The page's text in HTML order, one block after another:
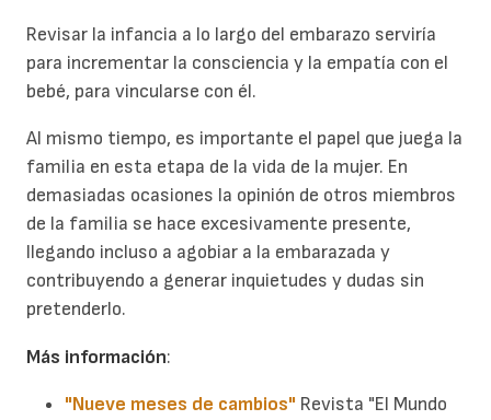
Revisar la infancia a lo largo del embarazo serviría
para incrementar la consciencia y la empatía con el
bebé, para vincularse con él.
Al mismo tiempo, es importante el papel que juega la
familia en esta etapa de la vida de la mujer. En
demasiadas ocasiones la opinión de otros miembros
de la familia se hace excesivamente presente,
llegando incluso a agobiar a la embarazada y
contribuyendo a generar inquietudes y dudas sin
pretenderlo.
Más información:
"Nueve meses de cambios" Revista "El Mundo